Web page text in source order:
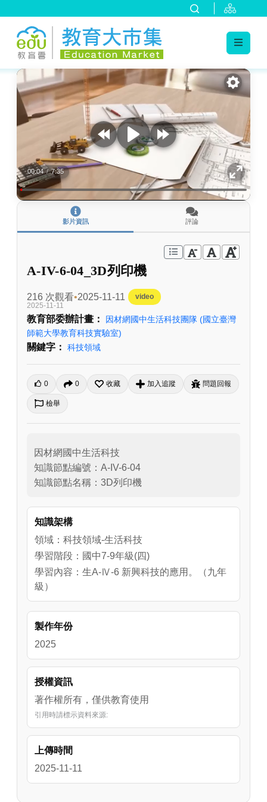
:::
00:04 / 7:35
影片資訊 評論
A-IV-6-04_3D列印機
216 次觀看 2025-11-11
video
2025-11-11
教育部委辦計畫： 因材網國中生活科技團隊 (國立臺灣
師範大學教育科技實驗室)
關鍵字： 科技領域
0 0 收藏 加入追蹤 問題回報
檢舉
因材網國中生活科技
知識節點編號：A-IV-6-04
知識架構
領域：科技領域-生活科技
學習階段：國中7-9年級(四)
學習內容：生A-Ⅳ-6 新興科技的應用。（九年
級）
製作年份
2025
授權資訊
著作權所有，僅供教育使用
引用時請標示資料來源:
上傳時間
2025-11-11